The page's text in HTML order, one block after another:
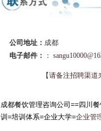
公司地址： 成都
电子邮件：
：
【请备注招聘渠
成都餐饮管理咨询公司 ==四川
训=培训体系=企业大学=企业管